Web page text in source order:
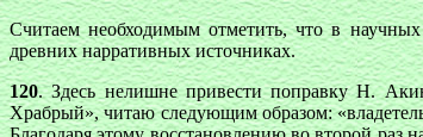
Считаем необходимым отметить, что в
древних нарративных источниках.
120. Здесь нелишне привести поправку Н.
Храбрый», читаю следующим образом: